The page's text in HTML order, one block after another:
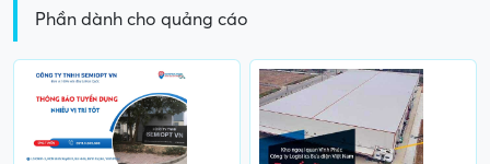
Phần dành cho quảng cáo